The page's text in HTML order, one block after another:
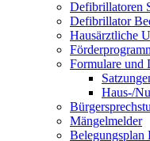
Defibrillatoren
Defibrillator
Hausärztliche
Formulare und
Haus-/
Mängelmelder
Belegungsplan